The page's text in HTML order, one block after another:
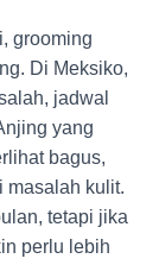
grooming
Di Meksiko,
jadwal
yang
bagus,
masalah kulit.
tetapi jika
perlu lebih